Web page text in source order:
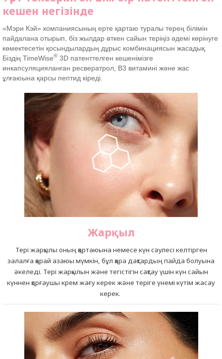
кешен негізінде
«Мэри Кэй» компаниясының ерте қартаю туралы терең білімін
пайдалана отырып, біз жылдар өткен сайын теріңіз әдемі көрінуге
көмектесетін қосындылардың дұрыс комбинациясын жасадық.
Біздің TimeWise® 3D патенттелген кешенімізге
инкапсуляцияланған ресвератрол, В3 витамині және жас
ұлғаюына қарсы пептид кіреді.
Жарқыл
Тері жарқылы оның қартаюына немесе күн сәулесі келтірген
залалға қарай азаюы мүмкін, бұл қара дақтардың пайда болуына
әкеледі. Тері жарқылын және тегістігін сақтау үшін күн сайын
күннен қорғаушы крем жағу керек және теріге үнемі күтім жасау
керек.